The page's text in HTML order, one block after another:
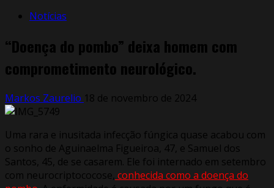
Notícias
“Doença do pombo” deixa homem com
comprometimento neurológico.
Markos Zaurelio 18 de novembro de 2024
Uma rara e inusitada infecção fúngica quase acabou com
o sonho de Aguinaelma Figueiroa, 47, e Samuel dos
Santos, 45, de se casarem. Ele foi internado em setembro
com neurocriptococose, conhecida como a doença do